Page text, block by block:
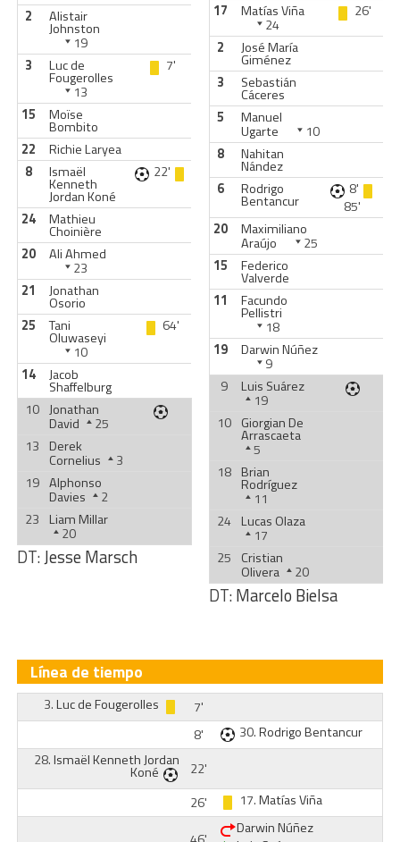
2
Alistair
Johnston
19
3
Luc de
Fougerolles
13
7'
15 Moïse
Bombito
22
Richie Laryea
8
Ismaël
Kenneth
Jordan Koné
22'
24 Mathieu
Choinière
20
Ali Ahmed
23
21
Jonathan
Osorio
25
Tani
Oluwaseyi
10
64'
14 Jacob
Shaffelburg
10 Jonathan
David
25
13 Derek
Cornelius
3
19 Alphonso
Davies
2
23 Liam Millar
20
DT:Jesse Marsch
17
Matías Viña
24
26'
2
José María
Giménez
3
Sebastián
Cáceres
5
Manuel
Ugarte
10
8
Nahitan
Nández
6
Rodrigo
Bentancur
8'
85'
20
Maximiliano
Araújo
25
15
Federico
Valverde
11
Facundo
Pellistri
18
19
Darwin Núñez
9
9
Luis Suárez
19
10 Giorgian De
Arrascaeta
5
18 Brian
Rodríguez
11
24 Lucas Olaza
17
25 Cristian
Olivera 20
DT:Marcelo Bielsa
Línea de tiempo
3.Luc de Fougerolles
7'
8'
30.Rodrigo Bentancur
28.Ismaël Kenneth Jordan
Koné
22'
26'
17.Matías Viña
Darwin Núñez